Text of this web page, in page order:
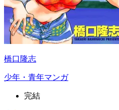
橋口隆志
少年・青年マンガ
完結